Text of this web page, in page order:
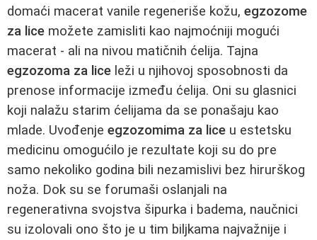
domaći macerat vanile regeneriše kožu, egzozome
za lice možete zamisliti kao najmoćniji mogući
macerat - ali na nivou matičnih ćelija. Tajna
egzozoma za lice leži u njihovoj sposobnosti da
prenose informacije između ćelija. Oni su glasnici
koji nalažu starim ćelijama da se ponašaju kao
mlade. Uvođenje egzozomima za lice u estetsku
medicinu omogućilo je rezultate koji su do pre
samo nekoliko godina bili nezamislivi bez hirurškog
noža. Dok su se forumaši oslanjali na
regenerativna svojstva šipurka i badema, naučnici
su izolovali ono što je u tim biljkama najvažnije i